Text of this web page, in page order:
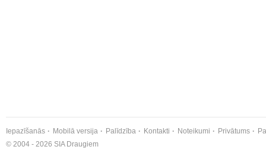
Iepazīšanās Mobilā versija Palīdzība Kontakti Noteikumi Privātums
© 2004 - 2026 SIA Draugiem